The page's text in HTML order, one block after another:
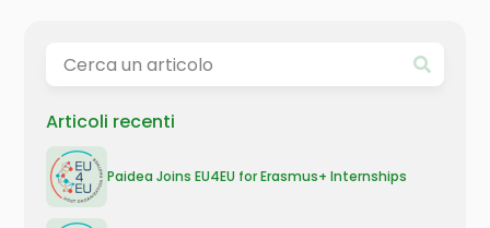
Articoli recenti
Paidea Joins EU4EU for Erasmus+ Internships